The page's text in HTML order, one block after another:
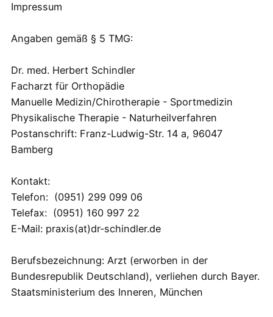
Impressum
Angaben gemäß § 5 TMG:
Dr. med. Herbert Schindler
Facharzt für Orthopädie
Manuelle Medizin/Chirotherapie - Sportmedizin
Physikalische Therapie - Naturheilverfahren
Postanschrift: Franz-Ludwig-Str. 14 a, 96047
Bamberg
Kontakt:
Telefon: (0951) 299 099 06
Telefax: (0951) 160 997 22
E-Mail: praxis(at)dr-schindler.de
Berufsbezeichnung: Arzt (erworben in der
Bundesrepublik Deutschland), verliehen durch Bayer.
Staatsministerium des Inneren, München